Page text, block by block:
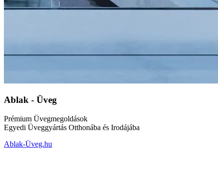
Ablak - Üveg
Prémium Üvegmegoldások
Egyedi Üveggyártás Otthonába és Irodájába
Ablak-Üveg.hu